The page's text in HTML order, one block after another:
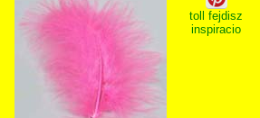
toll fejdisz
inspiracio